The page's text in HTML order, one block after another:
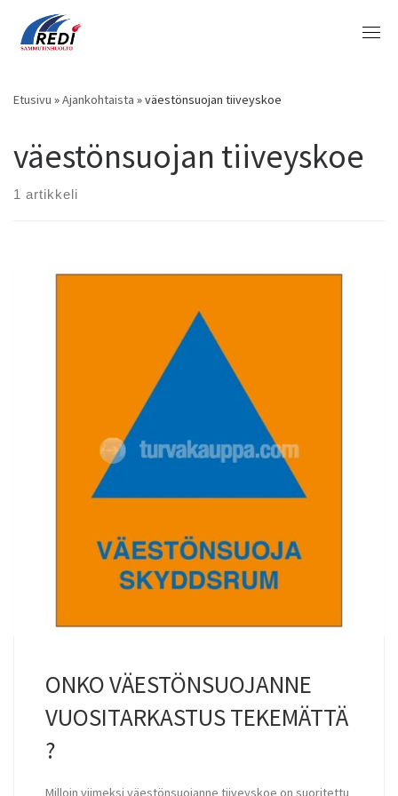
content
Etusivu »Ajankohtaista »väestönsuojan tiiveyskoe
väestönsuojan tiiveyskoe
1 artikkeli
ONKO VÄESTÖNSUOJANNE
VUOSITARKASTUS TEKEMÄTTÄ
?
Milloin viimeksi väestönsuojanne tiiveyskoe on suoritettu